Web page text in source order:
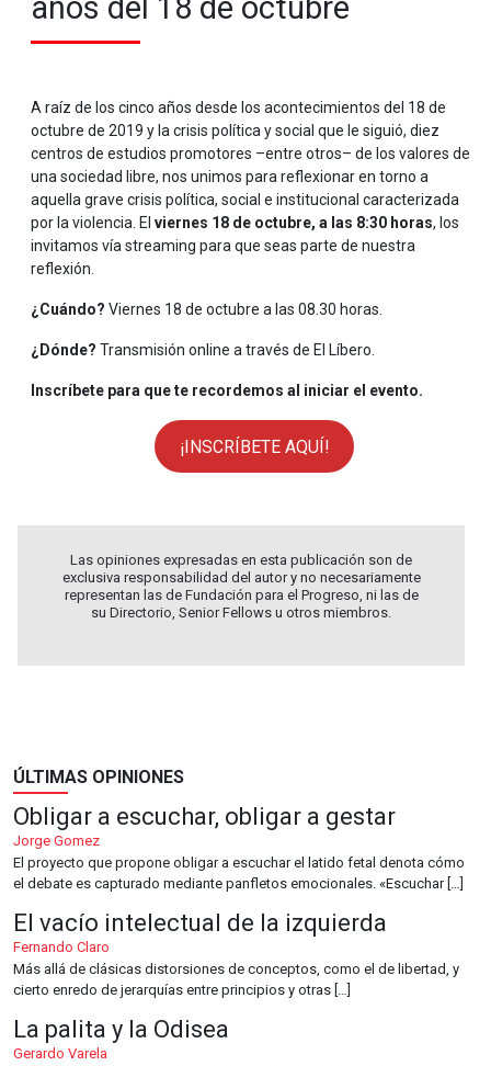
años del 18 de octubre
A raíz de los cinco años desde los acontecimientos del 18 de
octubre de 2019 y la crisis política y social que le siguió, diez
centros de estudios promotores –entre otros– de los valores de
una sociedad libre, nos unimos para reflexionar en torno a
aquella grave crisis política, social e institucional caracterizada
por la violencia. El viernes 18 de octubre, a las 8:30 horas, los
invitamos vía streaming para que seas parte de nuestra
reflexión.
¿Cuándo? Viernes 18 de octubre a las 08.30 horas.
¿Dónde? Transmisión online a través de El Líbero.
Inscríbete para que te recordemos al iniciar el evento.
¡INSCRÍBETE AQUÍ!
Las opiniones expresadas en esta publicación son de
exclusiva responsabilidad del autor y no necesariamente
representan las de Fundación para el Progreso, ni las de
su Directorio, Senior Fellows u otros miembros.
ÚLTIMAS OPINIONES
Obligar a escuchar, obligar a gestar
Jorge Gomez
El proyecto que propone obligar a escuchar el latido fetal denota cómo
el debate es capturado mediante panfletos emocionales. «Escuchar […]
El vacío intelectual de la izquierda
Fernando Claro
Más allá de clásicas distorsiones de conceptos, como el de libertad, y
cierto enredo de jerarquías entre principios y otras […]
La palita y la Odisea
Gerardo Varela